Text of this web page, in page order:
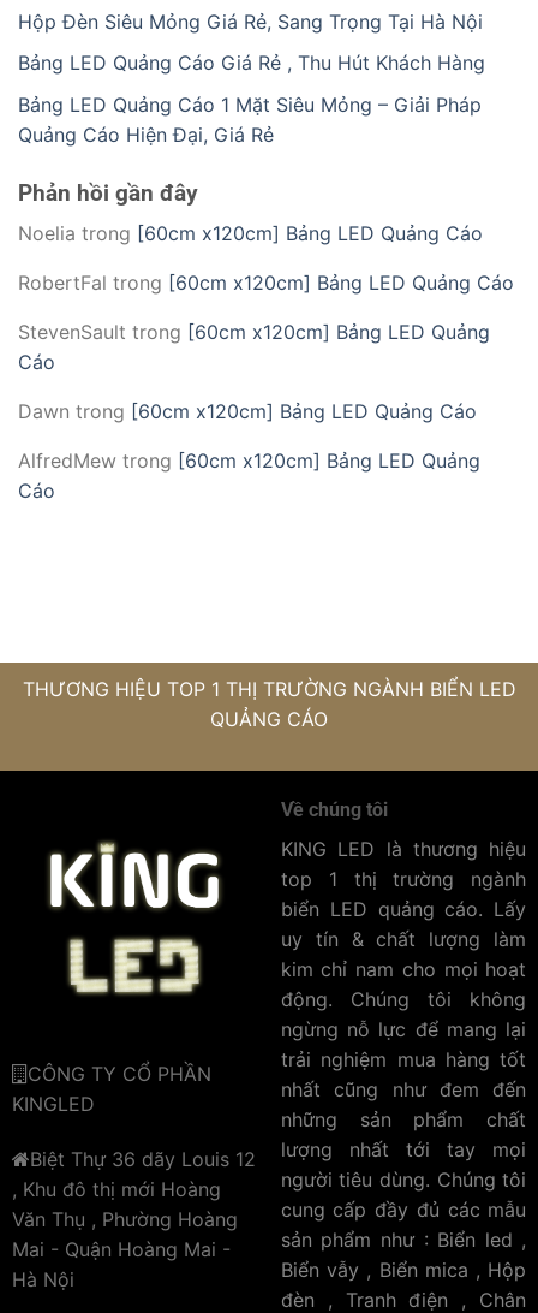
Hộp Đèn Siêu Mỏng Giá Rẻ, Sang Trọng Tại Hà Nội
Bảng LED Quảng Cáo Giá Rẻ , Thu Hút Khách Hàng
Bảng LED Quảng Cáo 1 Mặt Siêu Mỏng – Giải Pháp
Quảng Cáo Hiện Đại, Giá Rẻ
Phản hồi gần đây
Noelia trong [60cm x120cm] Bảng LED Quảng Cáo
RobertFal trong [60cm x120cm] Bảng LED Quảng Cáo
StevenSault trong [60cm x120cm] Bảng LED Quảng
Cáo
Dawn trong [60cm x120cm] Bảng LED Quảng Cáo
AlfredMew trong [60cm x120cm] Bảng LED Quảng
Cáo
THƯƠNG HIỆU TOP 1 THỊ TRƯỜNG NGÀNH BIỂN LED
QUẢNG CÁO
CÔNG TY CỔ PHẦN
KINGLED
Biệt Thự 36 dãy Louis 12
, Khu đô thị mới Hoàng
Văn Thụ , Phường Hoàng
Mai - Quận Hoàng Mai -
Hà Nội
Về chúng tôi
KING LED là thương hiệu
top 1 thị trường ngành
biển LED quảng cáo. Lấy
uy tín & chất lượng làm
kim chỉ nam cho mọi hoạt
động. Chúng tôi không
ngừng nỗ lực để mang lại
trải nghiệm mua hàng tốt
nhất cũng như đem đến
những sản phẩm chất
lượng nhất tới tay mọi
người tiêu dùng. Chúng tôi
cung cấp đầy đủ các mẫu
sản phẩm như : Biển led ,
Biển vẫy , Biển mica , Hộp
đèn , Tranh điện , Chân